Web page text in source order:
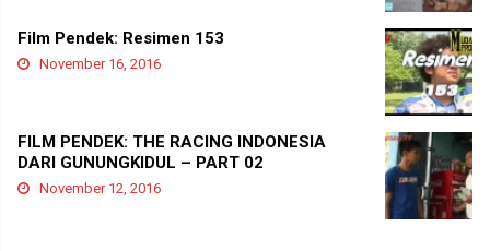
Film Pendek: Resimen 153
November 16, 2016
FILM PENDEK: THE RACING INDONESIA
DARI GUNUNGKIDUL – PART 02
November 12, 2016